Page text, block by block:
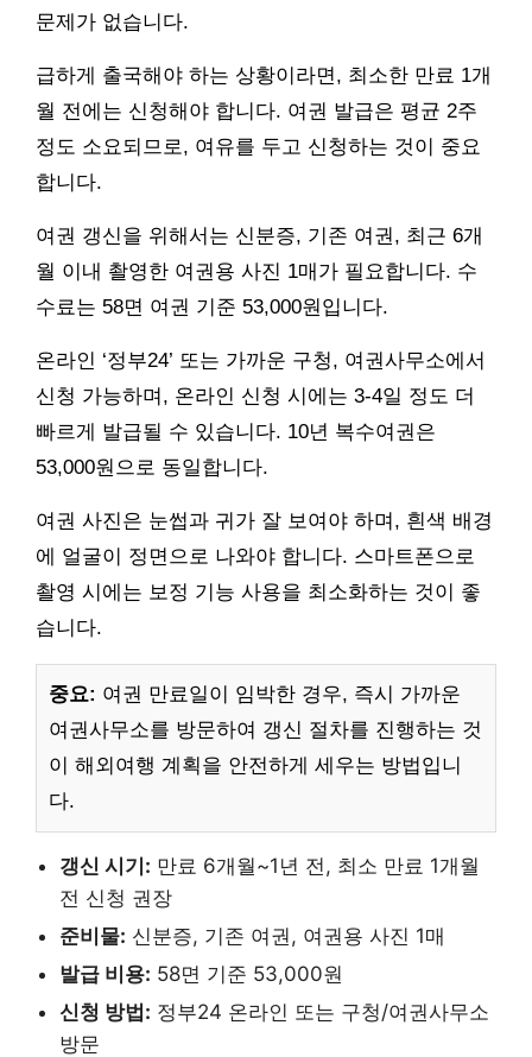
문제가 없습니다.
급하게 출국해야 하는 상황이라면, 최소한 만료 1개
월 전에는 신청해야 합니다. 여권 발급은 평균 2주
정도 소요되므로, 여유를 두고 신청하는 것이 중요
합니다.
여권 갱신을 위해서는 신분증, 기존 여권, 최근 6개
월 이내 촬영한 여권용 사진 1매가 필요합니다. 수
수료는 58면 여권 기준 53,000원입니다.
온라인 ‘정부24’ 또는 가까운 구청, 여권사무소에서
신청 가능하며, 온라인 신청 시에는 3-4일 정도 더
빠르게 발급될 수 있습니다. 10년 복수여권은
53,000원으로 동일합니다.
여권 사진은 눈썹과 귀가 잘 보여야 하며, 흰색 배경
에 얼굴이 정면으로 나와야 합니다. 스마트폰으로
촬영 시에는 보정 기능 사용을 최소화하는 것이 좋
습니다.
중요: 여권 만료일이 임박한 경우, 즉시 가까운
여권사무소를 방문하여 갱신 절차를 진행하는 것
이 해외여행 계획을 안전하게 세우는 방법입니
다.
갱신 시기: 만료 6개월~1년 전, 최소 만료 1개월
전 신청 권장
준비물: 신분증, 기존 여권, 여권용 사진 1매
발급 비용: 58면 기준 53,000원
신청 방법: 정부24 온라인 또는 구청/여권사무소
방문